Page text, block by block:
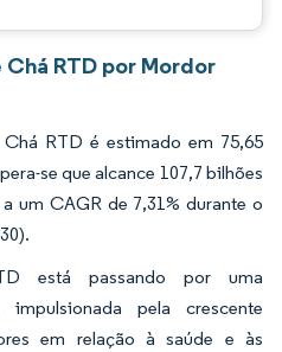
RTD por Mordor
RTD é estimado em 75,65
se que alcance 107,7 bilhões
um CAGR de 7,31% durante o
está passando por uma
impulsionada pela crescente
em relação à saúde e às